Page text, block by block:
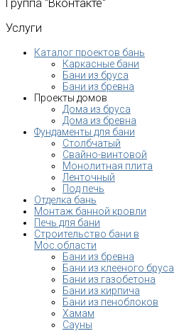
Группа "Вконтакте"
Услуги
Каталог проектов бань
Каркасные бани
Бани из бруса
Бани из бревна
Проекты домов
Дома из бруса
Дома из бревна
Фундаменты для бани
Столбчатый
Свайно-винтовой
Монолитная плита
Ленточный
Под печь
Отделка бань
Монтаж банной кровли
Печь для бани
Строительство бани в
Мос.области
Бани из бревна
Бани из клееного бруса
Бани из газобетона
Бани из кирпича
Бани из пеноблоков
Хамам
Сауны